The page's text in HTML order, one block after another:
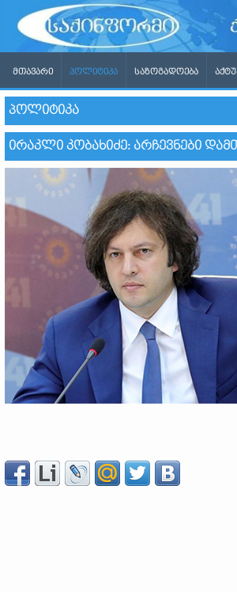
ᲛᲗᲐᲕᲐᲠᲘ ᲞᲝᲚᲘᲢᲘᲙᲐ ᲡᲐᲖᲝᲒᲐᲓᲝᲔᲑᲐ
ᲞᲝᲚᲘᲢᲘᲙᲐ
ᲘᲠᲐᲙᲚᲘ ᲙᲝᲑᲐᲮᲘᲫᲔ: ᲐᲠᲩᲔᲕᲜᲔᲑᲘ